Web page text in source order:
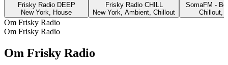
Frisky Radio DEEP
New York, House
Frisky Radio CHILL
New York, Ambient, Chillout
SomaFM -
Chillout,
Om Frisky Radio
Om Frisky Radio
Om Frisky Radio